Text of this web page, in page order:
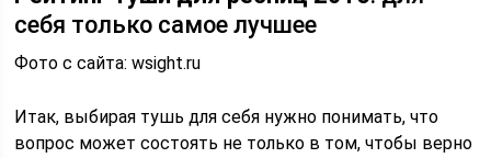
себя только самое лучшее
Фото с сайта: wsight.ru
Итак, выбирая тушь для себя нужно понимать, что
вопрос может состоять не только в том, чтобы верно